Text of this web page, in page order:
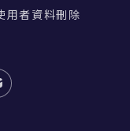
用者資料刪除